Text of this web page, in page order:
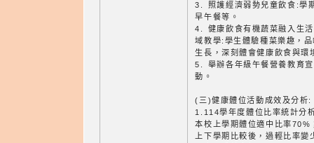
3. 照護經濟弱勢兒童飲食:學
早午餐等。
4. 健康飲食有機蔬菜融入生
域教學:學生體驗種菜樂趣，
生長，深刻體會健康飲食與環
5. 舉辦各年級午餐營養教育
動。
(三)健康體位活動成效及分析:
1.114學年度體位比率統計分
本校上學期體位適中比率
上下學期比較後，過輕比率